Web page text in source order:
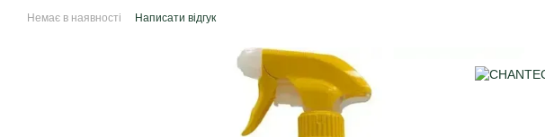
Немає в наявності Написати відгук